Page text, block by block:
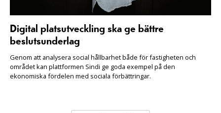
Digital platsutveckling ska ge bättre
beslutsunderlag
Genom att analysera social hållbarhet både för fastigheten och
området kan plattformen Sindi ge goda exempel på den
ekonomiska fördelen med sociala förbättringar.